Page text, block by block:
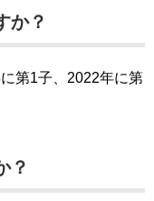
か？
第1子、2022年に第
？